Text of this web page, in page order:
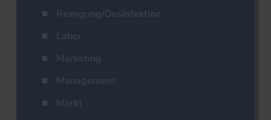
Reinigung/Desinfektion
Labor
Marketing
Management
Markt